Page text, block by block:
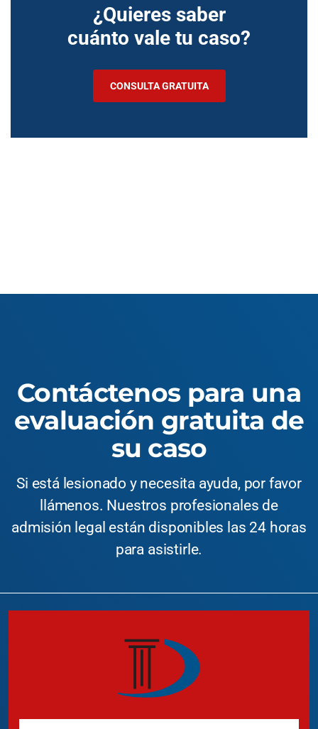
¿Quieres saber
cuánto vale tu caso?
CONSULTA GRATUITA
Contáctenos para una
evaluación gratuita de
su caso
Si está lesionado y necesita ayuda, por favor
llámenos. Nuestros profesionales de
admisión legal están disponibles las 24 horas
para asistirle.